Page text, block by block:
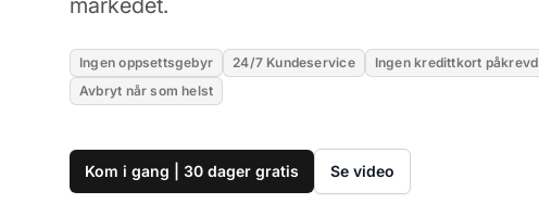
Ingen oppsettsgebyr 24/7 Kundeservice
Ingen kredittkort påkrevd
Avbryt når som helst
Kom i gang | 30 dager gratis Se video